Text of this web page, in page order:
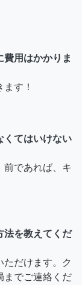
用はかかりま
す！
くてはいけない
前であれば、キ
法を教えてくだ
だけます。ク
までご連絡くだ